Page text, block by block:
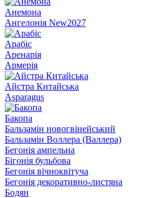
Анемона
Ангелонія New2027
Арабіс
Аренарія
Армерія
Айстра Китайська
Asparagus
Бакопа
Бальзамін новогвінейський
Бальзамін Воллера (Валлера)
Бегонія ампельна
Бігонія бульбова
Бегонія вічноквітуча
Бегонія декоративно-листяна
Бодян